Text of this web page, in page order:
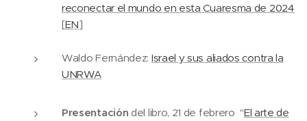
reconectar el mundo en esta Cuaresma de 2024
[EN]
Waldo Fernández: Israel y sus aliados contra la
UNRWA
Presentación del libro, 21 de febrero "El arte de